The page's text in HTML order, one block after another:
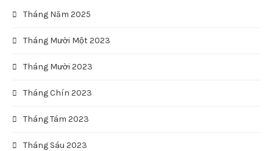
Tháng Năm 2025
Tháng Mười Một 2023
Tháng Mười 2023
Tháng Chín 2023
Tháng Tám 2023
Tháng Sáu 2023